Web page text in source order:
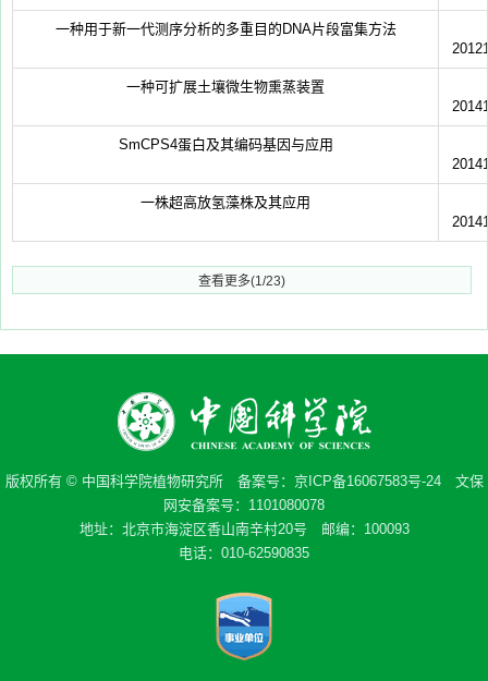
一种用于新一代测序分析的多重目的DNA片段富集方法
一种可扩展土壤微生物熏蒸装置
SmCPS4蛋白及其编码基因与应用
一株超高放氢藻株及其应用
查看更多(1/23)
版权所有 © 中国科学院植物研究所 备案号： 京ICP备16067583号-24文保
网安备案号：1101080078
地址：北京市海淀区香山南辛村20号 邮编：100093
电话：010-62590835